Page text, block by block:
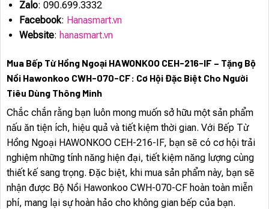
Zalo: 090.699.3332
Facebook: Hanasmart.vn
Website: hanasmart.vn
Mua Bếp Từ Hồng Ngoại HAWONKOO CEH-216-IF – Tặng Bộ
Nồi Hawonkoo CWH-070-CF: Cơ Hội Đặc Biệt Cho Người
Tiêu Dùng Thông Minh
Chắc chắn rằng bạn luôn mong muốn sở hữu một sản phẩm
nấu ăn tiện ích, hiệu quả và tiết kiệm thời gian. Với Bếp Từ
Hồng Ngoại HAWONKOO CEH-216-IF, bạn sẽ có cơ hội trải
nghiệm những tính năng hiện đại, tiết kiệm năng lượng cùng
thiết kế sang trọng. Đặc biệt, khi mua sản phẩm này, bạn sẽ
nhận được Bộ Nồi Hawonkoo CWH-070-CF hoàn toàn miễn
phí, mang lại sự hoàn hảo cho không gian bếp của bạn.